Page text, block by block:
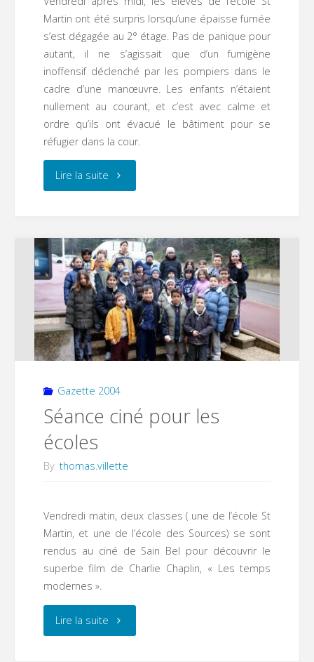
Martin ont été surpris lorsqu’une épaisse fumée
s’est dégagée au 2° étage. Pas de panique pour
autant, il ne s’agissait que d’un fumigène
inoffensif déclenché par les pompiers dans le
cadre d’une manœuvre. Les enfants n’étaient
nullement au courant, et c’est avec calme et
ordre qu’ils ont évacué le bâtiment pour se
réfugier dans la cour.
Lire la suite"Manœuvre
à
l’école
Saint
Martin"
Gazette 2004
Séance ciné pour les
écoles
By thomas.villette
Vendredi matin, deux classes ( une de l’école St
Martin, et une de l’école des Sources) se sont
rendus au ciné de Sain Bel pour découvrir le
superbe film de Charlie Chaplin, « Les temps
modernes ».
Lire la suite"Séance